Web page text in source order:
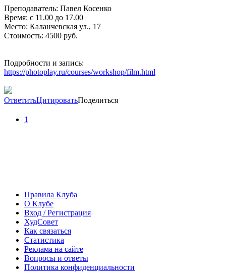
Преподаватель: Павел Косенко
Время: с 11.00 до 17.00
Место: Каланчевская ул., 17
Стоимость: 4500 руб.
Подробности и запись:
https://photoplay.ru/courses/workshop/film.html
ОтветитьЦитироватьПоделиться
1
Правила Клуба
О Клубе
Вход / Регистрация
ХудСовет
Как связаться
Статистика
Реклама на сайте
Вопросы и ответы
Политика конфиденциальности